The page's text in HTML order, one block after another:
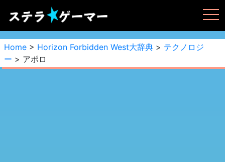
Home > Horizon Forbidden West大辞典 > テクノロジ
ー > アポロ